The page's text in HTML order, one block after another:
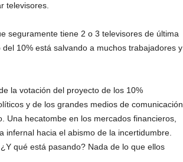
televisores.
seguramente tiene 2 o 3 televisores de última
10% está salvando a muchos trabajadores y
la votación del proyecto de los 10%
y de los grandes medios de comunicación
Una hecatombe en los mercados financieros,
infernal hacia el abismo de la incertidumbre.
qué está pasando? Nada de lo que ellos